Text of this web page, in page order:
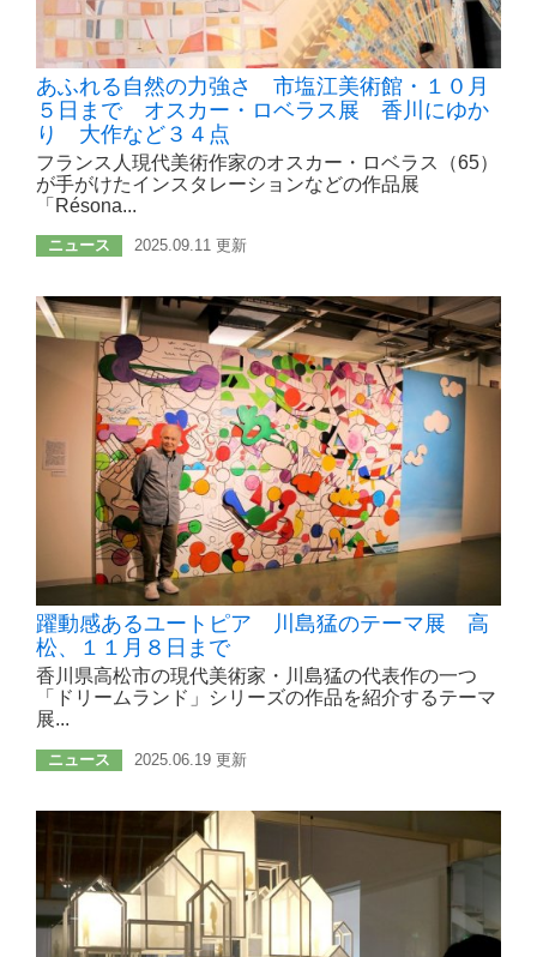
あふれる自然の力強さ 市塩江美術館・１０月
５日まで オスカー・ロベラス展 香川にゆか
り 大作など３４点
フランス人現代美術作家のオスカー・ロベラス（65）
が手がけたインスタレーションなどの作品展
「Résona...
ニュース 2025.09.11 更新
躍動感あるユートピア 川島猛のテーマ展 高
松、１１月８日まで
香川県高松市の現代美術家・川島猛の代表作の一つ
「ドリームランド」シリーズの作品を紹介するテーマ
展...
ニュース 2025.06.19 更新